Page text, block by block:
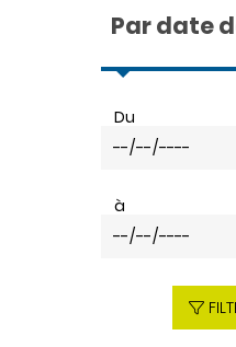
Par date
Du
à